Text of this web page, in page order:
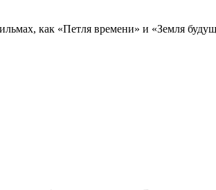
как «Петля времени» и «Земля